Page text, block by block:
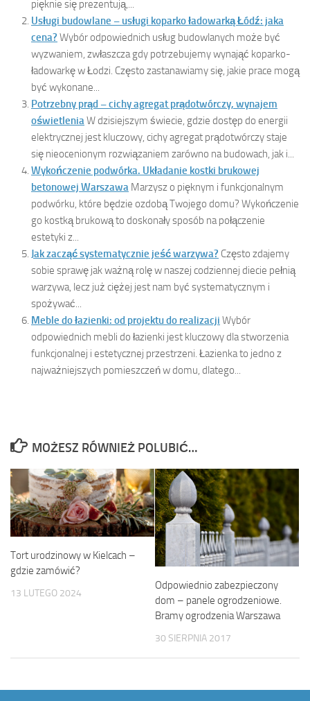
pięknie się prezentują,...
Usługi budowlane – usługi koparko ładowarką Łódź: jaka
cena? Wybór odpowiednich usług budowlanych może być
wyzwaniem, zwłaszcza gdy potrzebujemy wynająć koparko-
ładowarkę w Łodzi. Często zastanawiamy się, jakie prace mogą
być wykonane...
Potrzebny prąd – cichy agregat prądotwórczy, wynajem
oświetleniaW dzisiejszym świecie, gdzie dostęp do energii
elektrycznej jest kluczowy, cichy agregat prądotwórczy staje
się nieocenionym rozwiązaniem zarówno na budowach, jak i...
Wykończenie podwórka. Układanie kostki brukowej
betonowej Warszawa Marzysz o pięknym i funkcjonalnym
podwórku, które będzie ozdobą Twojego domu? Wykończenie
go kostką brukową to doskonały sposób na połączenie
estetyki z...
Jak zacząć systematycznie jeść warzywa? Często zdajemy
sobie sprawę jak ważną rolę w naszej codziennej diecie pełnią
warzywa, lecz już ciężej jest nam być systematycznym i
spożywać...
Meble do łazienki: od projektu do realizacji Wybór
odpowiednich mebli do łazienki jest kluczowy dla stworzenia
funkcjonalnej i estetycznej przestrzeni. Łazienka to jedno z
najważniejszych pomieszczeń w domu, dlatego...
MOŻESZ RÓWNIEŻ POLUBIĆ…
Tort urodzinowy w Kielcach –
gdzie zamówić?
13 LUTEGO 2024
Odpowiednio zabezpieczony
dom – panele ogrodzeniowe.
Bramy ogrodzenia Warszawa
30 SIERPNIA 2017